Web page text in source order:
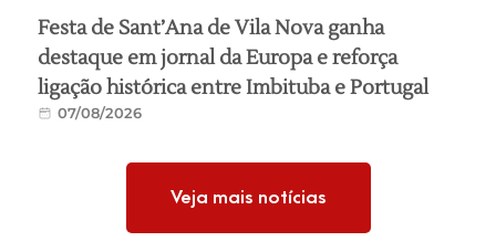
Festa de Sant’Ana de Vila Nova ganha
destaque em jornal da Europa e reforça
ligação histórica entre Imbituba e Portugal
07/08/2026
Veja mais notícias